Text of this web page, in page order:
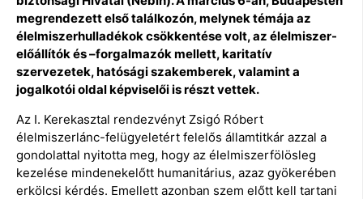
megrendezett első találkozón, melynek témája az
élelmiszerhulladékok csökkentése volt, az élelmiszer-
előállítók és –forgalmazók mellett, karitatív
szervezetek, hatósági szakemberek, valamint a
jogalkotói oldal képviselői is részt vettek.
Az I. Kerekasztal rendezvényt Zsigó Róbert
élelmiszerlánc-felügyeletért felelős államtitkár azzal a
gondolattal nyitotta meg, hogy az élelmiszerfölösleg
kezelése mindenekelőtt humanitárius, azaz gyökerében
erkölcsi kérdés. Emellett azonban szem előtt kell tartani